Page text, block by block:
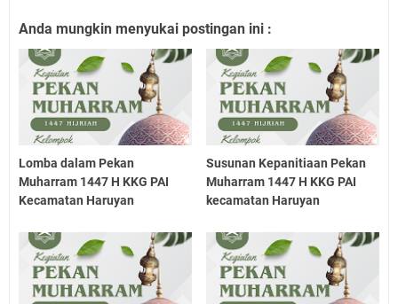
Anda mungkin menyukai postingan ini :
Lomba dalam Pekan
Muharram 1447 H KKG PAI
Kecamatan Haruyan
Susunan Kepanitiaan Pekan
Muharram 1447 H KKG PAI
kecamatan Haruyan